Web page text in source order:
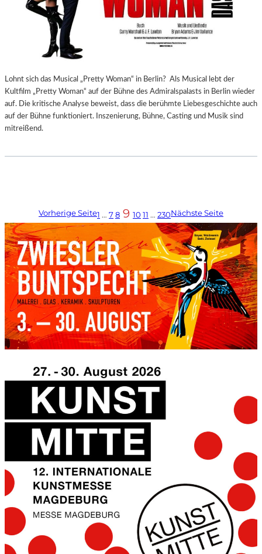
Lohnt sich das Musical „Pretty Woman“ in Berlin? Als Musical lebt der
Kultfilm „Pretty Woman“ auf der Bühne des Admiralspalasts in Berlin wieder
auf. Die kritische Analyse beweist, dass die berühmte Liebesgeschichte auch
auf der Bühne funktioniert. Inszenierung, Bühne, Casting und Musik sind
mitreißend.
Vorherige Seite1 … 78 9 10 11 … 230Nächste Seite